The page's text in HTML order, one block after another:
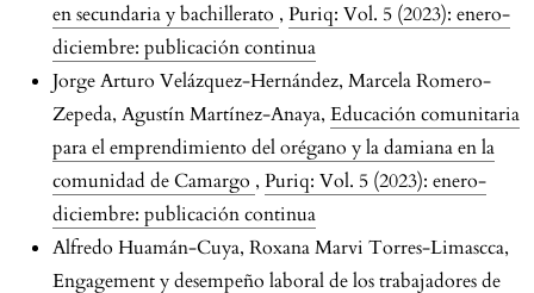
en secundaria y bachillerato , Puriq: Vol. 5 (2023): enero-
diciembre: publicación continua
Jorge Arturo Velázquez-Hernández, Marcela Romero-
Zepeda, Agustín Martínez-Anaya, Educación comunitaria
para el emprendimiento del orégano y la damiana en la
comunidad de Camargo , Puriq: Vol. 5 (2023): enero-
diciembre: publicación continua
Alfredo Huamán-Cuya, Roxana Marvi Torres-Limascca,
Engagement y desempeño laboral de los trabajadores de